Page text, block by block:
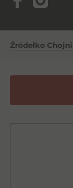
Źródełko